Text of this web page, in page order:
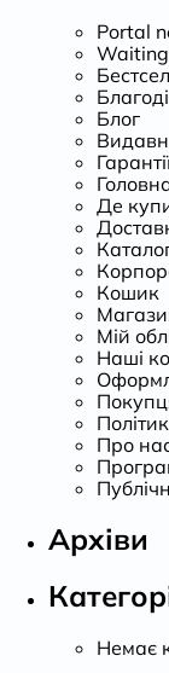
Portal
Блог
Де
Кошик
Мій
Наші
Про
Архіви
Немає